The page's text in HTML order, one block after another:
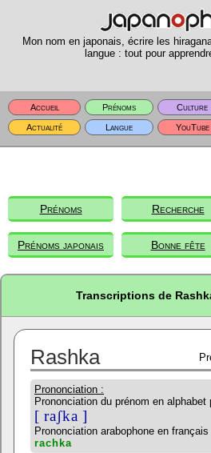
Mon nom en japonais, écrire les
langue : tout pour
Accueil Prénoms Culture
Actualité
Langue YouTube
Prénoms Recherche
Prénoms japonais Bonne fête
Transcriptions de
Rashka
Prononciation :
Prononciation du prénom en alphabet
[ raʃka ]
Prononciation arabophone en
rachka